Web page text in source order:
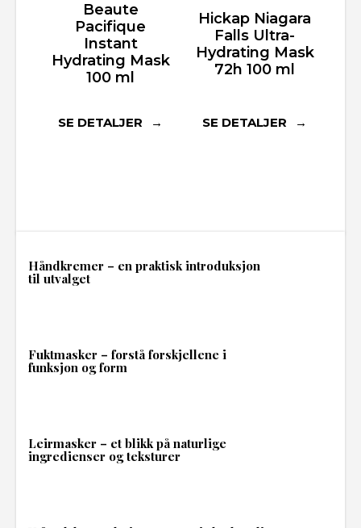
Beaute
Pacifique
Instant
Hydrating Mask
100 ml
SE DETALJER
Hickap Niagara
Falls Ultra-
Hydrating Mask
72h 100 ml
SE DETALJER
Håndkremer – en praktisk introduksjon
til utvalget
Fuktmasker – forstå forskjellene i
funksjon og form
Leirmasker – et blikk på naturlige
ingredienser og teksturer